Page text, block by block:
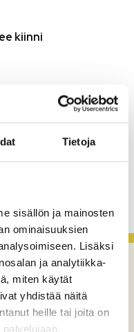
Tietoja
sisällön ja mainosten
ominaisuuksien
Lisäksi
ja analytiikka-
miten käytät
yhdistää näitä
heille tai joita on
kiinni